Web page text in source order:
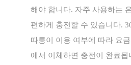
해야 합니다. 자주 사용하는
편하게 충전할 수 있습니다.
따릉이 이용 여부에 따라 요
에서 이체하면 충전이 완료됩